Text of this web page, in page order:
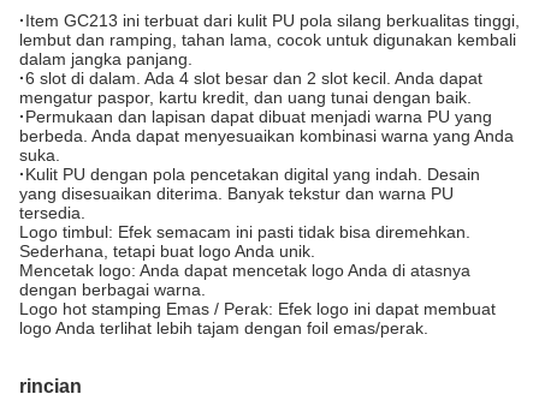
·Item GC213 ini terbuat dari kulit PU pola silang berkualitas tinggi,
lembut dan ramping, tahan lama, cocok untuk digunakan kembali
dalam jangka panjang.
·6 slot di dalam. Ada 4 slot besar dan 2 slot kecil. Anda dapat
mengatur paspor, kartu kredit, dan uang tunai dengan baik.
·Permukaan dan lapisan dapat dibuat menjadi warna PU yang
berbeda. Anda dapat menyesuaikan kombinasi warna yang Anda
suka.
·Kulit PU dengan pola pencetakan digital yang indah. Desain
yang disesuaikan diterima. Banyak tekstur dan warna PU
tersedia.
Logo timbul: Efek semacam ini pasti tidak bisa diremehkan.
Sederhana, tetapi buat logo Anda unik.
Mencetak logo: Anda dapat mencetak logo Anda di atasnya
dengan berbagai warna.
Logo hot stamping Emas / Perak: Efek logo ini dapat membuat
logo Anda terlihat lebih tajam dengan foil emas/perak.
rincian